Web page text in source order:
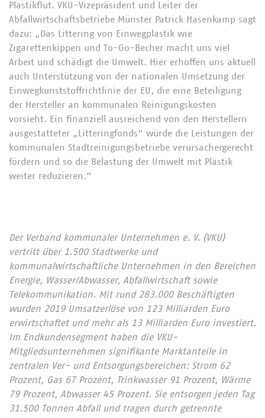
Plastikflut. VKU-Vizepräsident und Leiter der
Abfallwirtschaftsbetriebe Münster Patrick Hasenkamp sagt
dazu: „Das Littering von Einwegplastik wie
Zigarettenkippen und To-Go-Becher macht uns viel
Arbeit und schädigt die Umwelt. Hier erhoffen uns aktuell
auch Unterstützung von der nationalen Umsetzung der
Einwegkunststoffrichtlinie der EU, die eine Beteiligung
der Hersteller an kommunalen Reinigungskosten
vorsieht. Ein finanziell ausreichend von den Herstellern
ausgestatteter „Litteringfonds“ würde die Leistungen der
kommunalen Stadtreinigungsbetriebe verursachergerecht
fördern und so die Belastung der Umwelt mit Plastik
weiter reduzieren.“
Der Verband kommunaler Unternehmen e. V. (VKU)
vertritt über 1.500 Stadtwerke und
kommunalwirtschaftliche Unternehmen in den Bereichen
Energie, Wasser/Abwasser, Abfallwirtschaft sowie
Telekommunikation. Mit rund 283.000 Beschäftigten
wurden 2019 Umsatzerlöse von 123 Milliarden Euro
erwirtschaftet und mehr als 13 Milliarden Euro investiert.
Im Endkundensegment haben die VKU-
Mitgliedsunternehmen signifikante Marktanteile in
zentralen Ver- und Entsorgungsbereichen: Strom 62
Prozent, Gas 67 Prozent, Trinkwasser 91 Prozent, Wärme
79 Prozent, Abwasser 45 Prozent. Sie entsorgen jeden Tag
31.500 Tonnen Abfall und tragen durch getrennte